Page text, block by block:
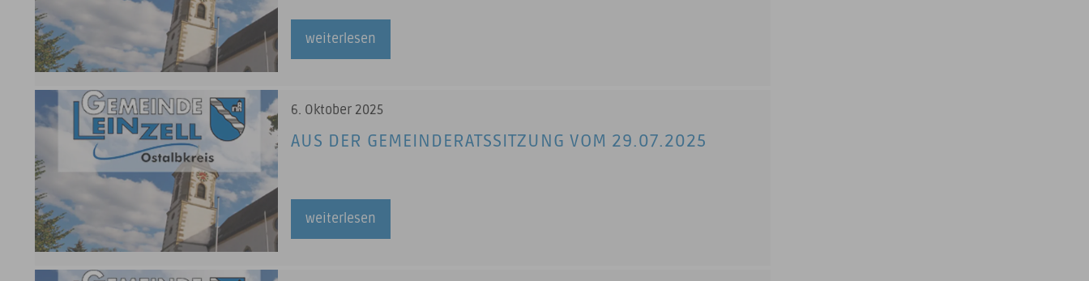
weiterlesen
6. Oktober 2025
AUS DER GEMEINDERATSSITZUNG VOM 29.07.2025
weiterlesen